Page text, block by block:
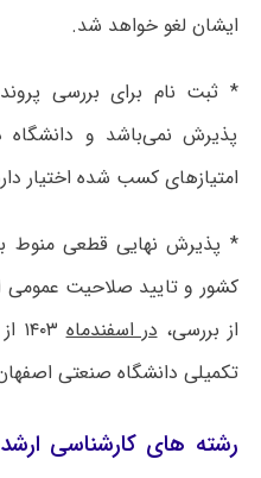
ایشان لغو خواهد شد.
* ثبت نام برای بررسی
پذیرش نمی‌باشد و دانشگاه
امتیازهای کسب شده اختیار
* پذیرش نهایی قطعی منوط
کشور و تایید صلاحیت عمومی
از بررسی،در اسفندماه
تکمیلی دانشگاه صنعتی